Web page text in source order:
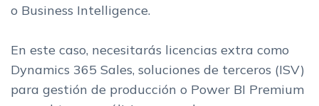
o Business Intelligence.
En este caso, necesitarás licencias extra como
Dynamics 365 Sales, soluciones de terceros (ISV)
para gestión de producción o Power BI Premium